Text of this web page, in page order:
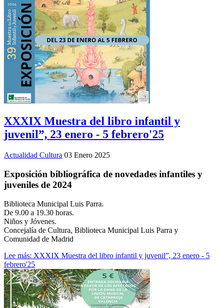
XXXIX Muestra del libro infantil y
juvenil”, 23 enero - 5 febrero'25
Actualidad Cultura 03 Enero 2025
Exposición bibliográfica de novedades infantiles y
juveniles de 2024
Biblioteca Municipal Luis Parra.
De 9.00 a 19.30 horas.
Niños y Jóvenes.
Concejalía de Cultura, Biblioteca Municipal Luis Parra y
Comunidad de Madrid
Lee más: XXXIX Muestra del libro infantil y juvenil”, 23 enero - 5
febrero'25